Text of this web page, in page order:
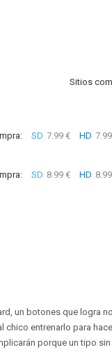
Sitios
SD 7.99 € HD
SD 8.99 € HD
un botones que logra
entrenarlo para
porque un tipo